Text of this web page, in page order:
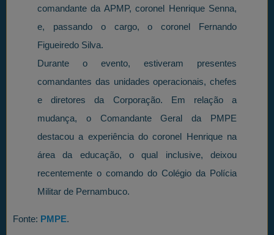
comandante da APMP, coronel Henrique Senna,
e, passando o cargo, o coronel Fernando
Figueiredo Silva.
Durante o evento, estiveram presentes
comandantes das unidades operacionais, chefes
e diretores da Corporação. Em relação a
mudança, o Comandante Geral da PMPE
destacou a experiência do coronel Henrique na
área da educação, o qual inclusive, deixou
recentemente o comando do Colégio da Polícia
Militar de Pernambuco.
Fonte: PMPE.